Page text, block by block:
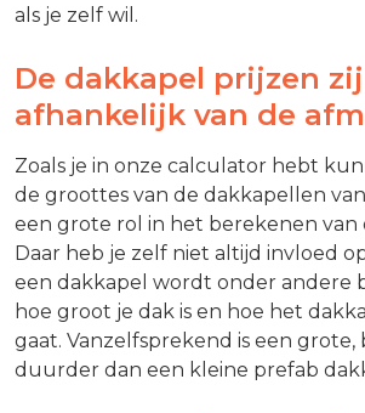
als je zelf wil.
De dakkapel prijzen
afhankelijk van de
Zoals je in onze calculator hebt
de groottes van de dakkapellen
een grote rol in het berekenen van
Daar heb je zelf niet altijd invloed
een dakkapel wordt onder andere
hoe groot je dak is en hoe het
gaat. Vanzelfsprekend is een grote,
duurder dan een kleine prefab